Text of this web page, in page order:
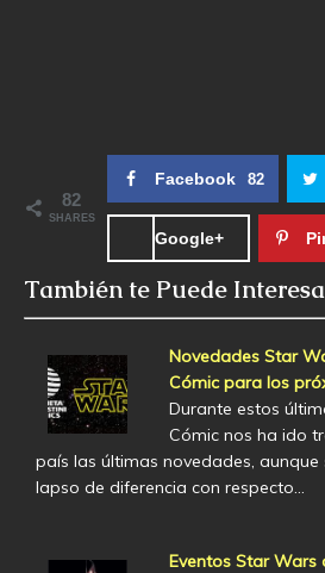
82
SHARES
Facebook 82
Google+
También te Puede
Novedades Star
Cómic para los
Durante estos
Cómic nos ha ido
país las últimas novedades, aunque
lapso de diferencia con respecto…
Eventos Star Wars